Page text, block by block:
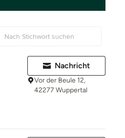
Nachricht
Vor der Beule 12,
42277 Wuppertal